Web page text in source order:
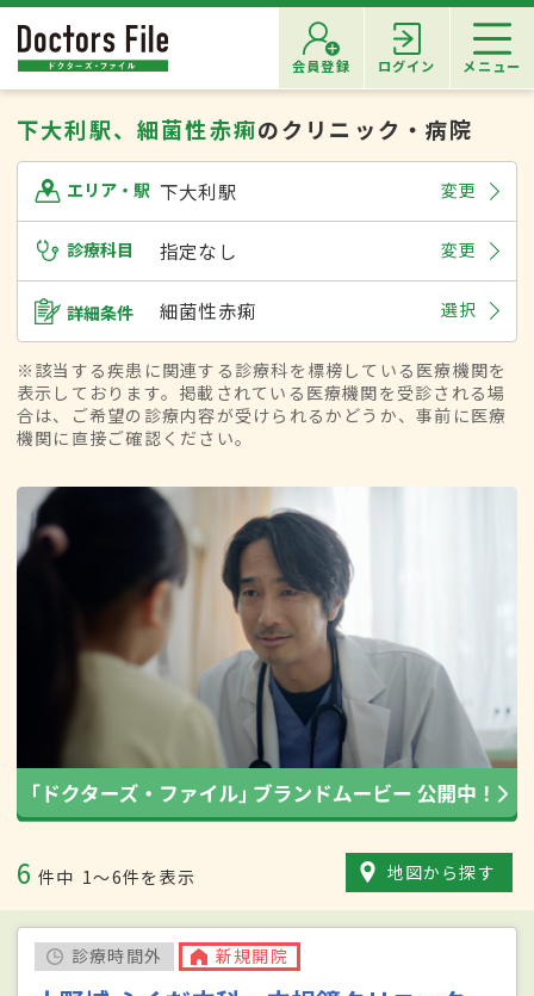
会員登録 ログイン メニュー
下大利駅、細菌性赤痢のクリニック・病院
エリア・駅 下大利駅 変更
診療科目 指定なし 変更
詳細条件 細菌性赤痢 選択
※該当する疾患に関連する診療科を標榜している医療機関を
表示しております。掲載されている医療機関を受診される場
合は、ご希望の診療内容が受けられるかどうか、事前に医療
機関に直接ご確認ください。
6 件中 1〜6件を表示 地図から探す
診療時間外 新規開院